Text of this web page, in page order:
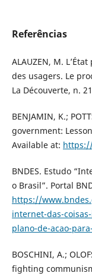
Referências
ALAUZEN, M.
des usagers. Le
La Découverte, n.
BENJAMIN, K.;
government:
Available at:
BNDES. Estudo
o Brasil”. Portal
https://
internet-das-
plano-de-acao-
BOSCHINI, A.;
fighting